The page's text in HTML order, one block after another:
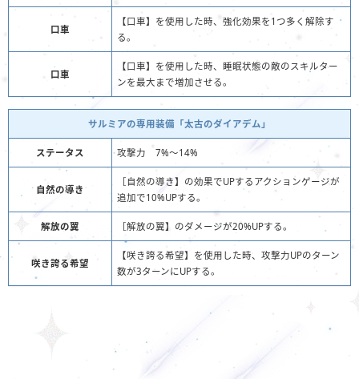
口車
【口車】を使用した時、強化効果を1つ多く解除す
る。
口車
【口車】を使用した時、睡眠状態の敵のスキルター
ンを最大まで増加させる。
サルミアの専用装備「太古のダイアデム」
ステータス 攻撃力 7%～14%
自然の導き
［自然の導き】の効果でUPするアクションゲージが
追加で10%UPする。
解放の翼 ［解放の翼】のダメージが20%UPする。
咲き誇る希望
【咲き誇る希望】を使用した時、攻撃力UPのターン
数が3ターンにUPする。